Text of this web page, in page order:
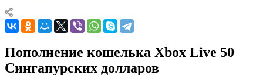
Пополнение кошелька Xbox Live 50
Сингапурских долларов